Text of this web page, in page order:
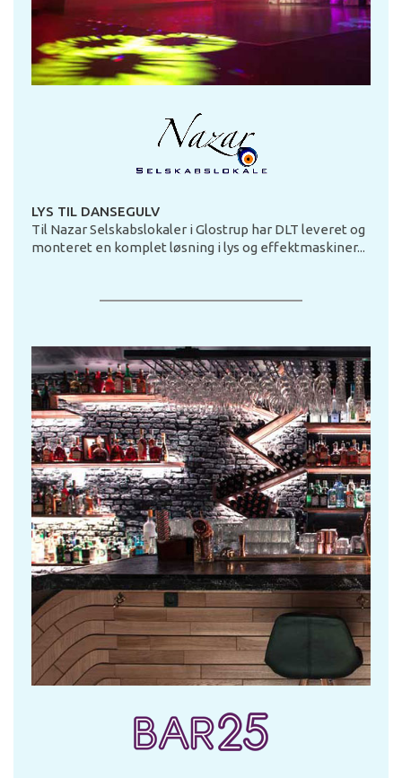
LYS TIL DANSEGULV
Til Nazar Selskabslokaler i Glostrup har DLT leveret og
monteret en komplet løsning i lys og effektmaskiner...